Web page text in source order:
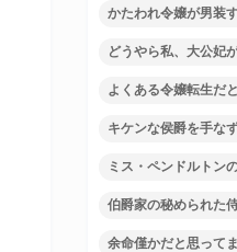
かたわれ令嬢が男装
どうやら私、大公妃
よくある令嬢転生だ
キケンな侯爵を手な
ミス・ペンドルトン
伯爵家の秘められた
余命僅かだと思って